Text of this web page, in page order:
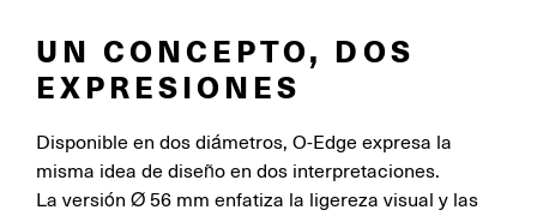
UN CONCEPTO, DOS
EXPRESIONES
Disponible en dos diámetros, O-Edge expresa la
misma idea de diseño en dos interpretaciones.
La versión Ø 56 mm enfatiza la ligereza visual y las